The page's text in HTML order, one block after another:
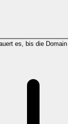
es, bis die